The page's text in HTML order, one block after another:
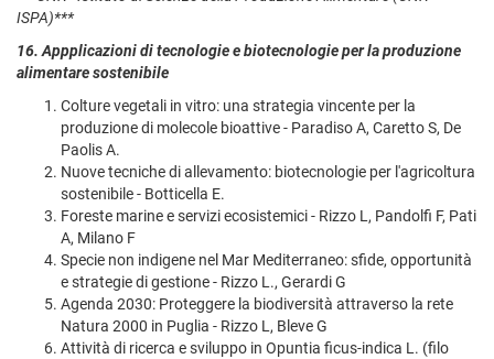
ISPA)***
16. Appplicazioni di tecnologie e biotecnologie per la produzione
alimentare sostenibile
Colture vegetali in vitro: una strategia vincente per la
produzione di molecole bioattive - Paradiso A, Caretto S, De
Paolis A.
Nuove tecniche di allevamento: biotecnologie per l'agricoltura
sostenibile - Botticella E.
Foreste marine e servizi ecosistemici - Rizzo L, Pandolfi F, Pati
A, Milano F
Specie non indigene nel Mar Mediterraneo: sfide, opportunità
e strategie di gestione - Rizzo L., Gerardi G
Agenda 2030: Proteggere la biodiversità attraverso la rete
Natura 2000 in Puglia - Rizzo L, Bleve G
Attività di ricerca e sviluppo in Opuntia ficus-indica L. (filo